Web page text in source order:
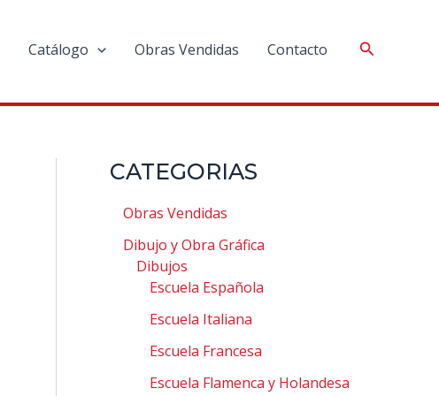
Catálogo Obras Vendidas Contacto
CATEGORIAS
Obras Vendidas
Dibujo y Obra Gráfica
Dibujos
Escuela Española
Escuela Italiana
Escuela Francesa
Escuela Flamenca y Holandesa